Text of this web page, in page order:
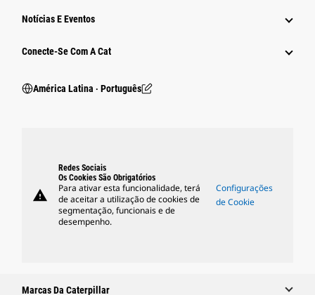
Notícias E Eventos
Conecte-Se Com A Cat
América Latina ‧ Português
warning
Redes Sociais
Os Cookies São Obrigatórios
Para ativar esta funcionalidade, terá
de aceitar a utilização de cookies de
segmentação, funcionais e de
desempenho.
Configurações
de Cookie
Marcas Da Caterpillar